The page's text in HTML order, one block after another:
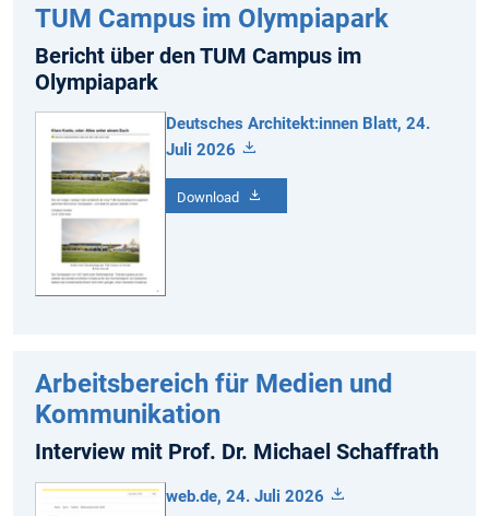
TUM Campus im Olympiapark
Bericht über den TUM Campus im
Olympiapark
Deutsches Architekt:innen Blatt, 24.
Juli 2026
Download
Arbeitsbereich für Medien und
Kommunikation
Interview mit Prof. Dr. Michael Schaffrath
web.de, 24. Juli 2026